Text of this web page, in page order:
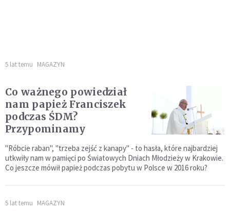
5 lat temu MAGAZYN
Co ważnego powiedział
nam papież Franciszek
podczas ŚDM?
Przypominamy
"Róbcie raban", "trzeba zejść z kanapy" - to hasła, które najbardziej
utkwiły nam w pamięci po Światowych Dniach Młodzieży w Krakowie.
Co jeszcze mówił papież podczas pobytu w Polsce w 2016 roku?
5 lat temu MAGAZYN